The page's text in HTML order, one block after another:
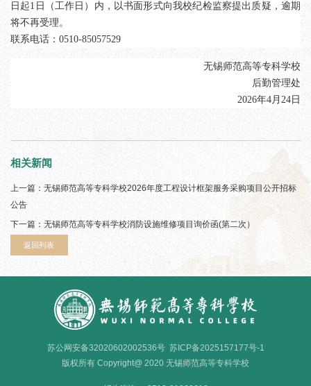
日起1 日 （ 工作日） 内，以书面形式向我校纪检监察提出质疑，逾期
将不再受理。
联系电话： 0510-85057529
无锡师范高等专科学校
后勤管理处
2026年4 月 24 日
相关新闻
上一篇： 无锡师范高等专科学校2026年度工程设计框架服务采购项目公开招标
公告
下一篇： 无锡师范高等专科学校消防设施维修项目询价函(第二次）
返回列表
苏公网安备32020602002536号 苏ICP备2025157177号-1
版权所有 Copyright@ 2020 无锡师范高等专科学校